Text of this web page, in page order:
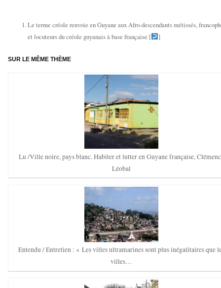
Le terme créole renvoie en Guyane aux Afro-descendants métissés,
et locuteurs du créole guyanais à base française [
]
SUR LE MÊME THÈME
Lu /Ville noire, pays blanc. Habiter et lutter en Guyane française,
Léobal
Entendu / Entretien : « Les villes ultramarines sont plus inégalitaires que
villes…